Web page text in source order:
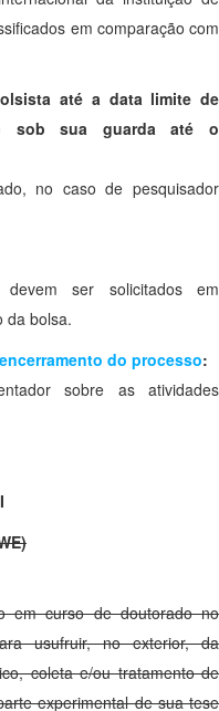
em comparação com
até a data limite de
sob sua guarda até o
no caso de pesquisador
devem ser solicitados em
da bolsa.
do processo:
sobre as atividades
em curso de doutorado no
usufruir, no exterior, da
coleta e/ou tratamento de
experimental de sua tese